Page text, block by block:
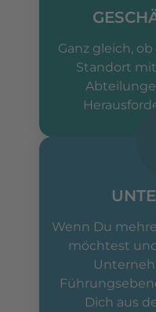
Ganz gleich,
Standort
Wenn Du
möchtest
Dich aus